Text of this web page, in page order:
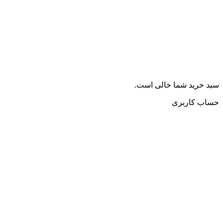
سبد خرید شما خالی است.
حساب کاربری